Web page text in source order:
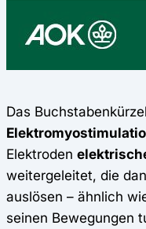
Das
Elektroden
weitergeleitet, die
auslösen – ähnlich
seinen Bewegungen